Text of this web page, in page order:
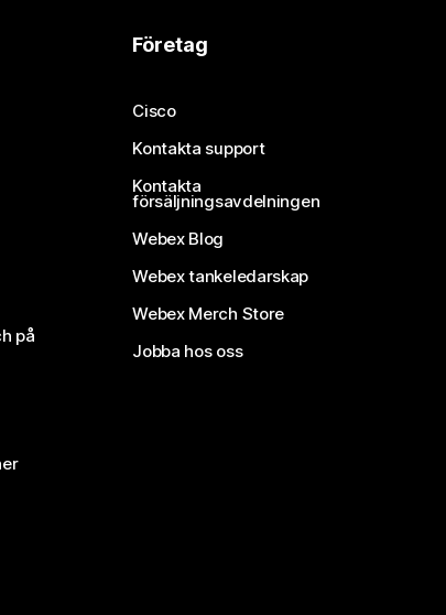
på
Företag
Cisco
Kontakta support
Kontakta
försäljningsavdelningen
Webex Blog
Webex tankeledarskap
Webex Merch Store
Jobba hos oss